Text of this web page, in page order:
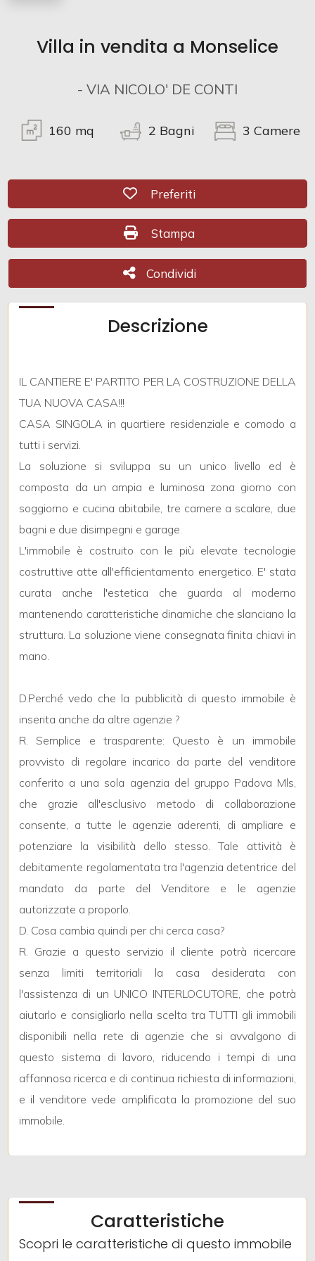
Villa in vendita a Monselice
- VIA NICOLO' DE CONTI
160 mq 2 Bagni 3 Camere
Preferiti: Cod. CR3005
Preferiti
Stampa: Cod. CR3005
Stampa
Condividi
Condividi
Descrizione
IL CANTIERE E' PARTITO PER LA COSTRUZIONE DELLA
TUA NUOVA CASA!!!
CASA SINGOLA in quartiere residenziale e comodo a
tutti i servizi.
La soluzione si sviluppa su un unico livello ed è
composta da un ampia e luminosa zona giorno con
soggiorno e cucina abitabile, tre camere a scalare, due
bagni e due disimpegni e garage.
L'immobile è costruito con le più elevate tecnologie
costruttive atte all'efficientamento energetico. E' stata
curata anche l'estetica che guarda al moderno
mantenendo caratteristiche dinamiche che slanciano la
struttura. La soluzione viene consegnata finita chiavi in
mano.
D.Perché vedo che la pubblicità di questo immobile è
inserita anche da altre agenzie ?
R. Semplice e trasparente: Questo è un immobile
provvisto di regolare incarico da parte del venditore
conferito a una sola agenzia del gruppo Padova Mls,
che grazie all'esclusivo metodo di collaborazione
consente, a tutte le agenzie aderenti, di ampliare e
potenziare la visibilità dello stesso. Tale attività è
debitamente regolamentata tra l'agenzia detentrice del
mandato da parte del Venditore e le agenzie
autorizzate a proporlo.
D. Cosa cambia quindi per chi cerca casa?
R. Grazie a questo servizio il cliente potrà ricercare
senza limiti territoriali la casa desiderata con
l'assistenza di un UNICO INTERLOCUTORE, che potrà
aiutarlo e consigliarlo nella scelta tra TUTTI gli immobili
disponibili nella rete di agenzie che si avvalgono di
questo sistema di lavoro, riducendo i tempi di una
affannosa ricerca e di continua richiesta di informazioni,
e il venditore vede amplificata la promozione del suo
immobile.
Caratteristiche
Scopri le caratteristiche di questo immobile
-
Residenziali
Prezzo
Totale
mq
minimi
Qualsiasi
1
2
3
4
5
5+
Bagni
minimi
Qualsiasi